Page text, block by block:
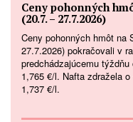
Ceny pohonných
(20.7. – 27.7.2026)
Ceny pohonných hmôt na
27.7.2026) pokračovali v
predchádzajúcemu
1,765 €/l. Nafta zdražela
1,737 €/l.